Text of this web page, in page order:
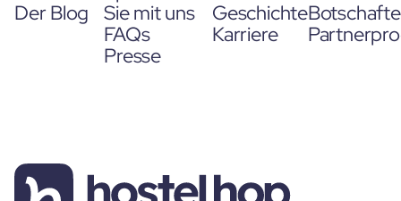
Der Blog
Sie mit uns
FAQs
Presse
Geschichte
Karriere